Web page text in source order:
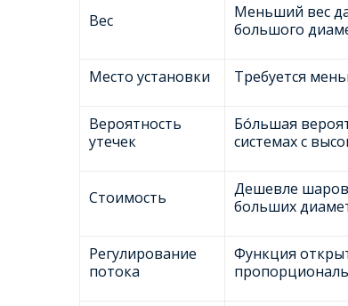
Вес
Меньший вес
большого
Место установки Требуется
Вероятность
утечек
Бóльшая
системах с
Стоимость
Дешевле
больших
Регулирование
потока
Функция